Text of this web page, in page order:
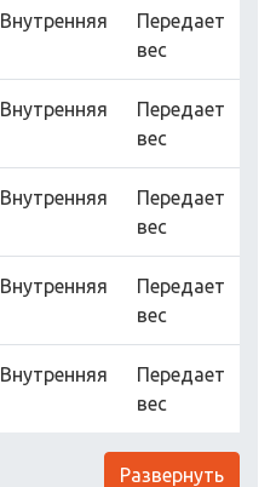
Внутренняя
Передает
вес
Внутренняя
Передает
вес
Внутренняя
Передает
вес
Внутренняя
Передает
вес
Внутренняя
Передает
вес
Развернуть